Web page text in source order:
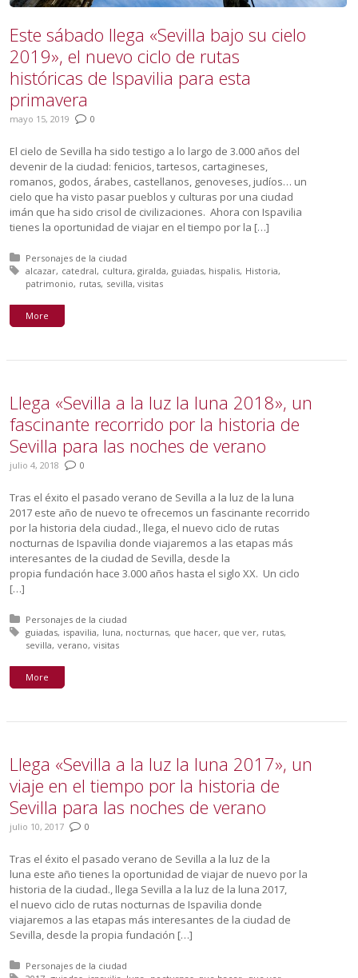
Este sábado llega «Sevilla bajo su cielo
2019», el nuevo ciclo de rutas
históricas de Ispavilia para esta
primavera
mayo 15, 2019 0
El cielo de Sevilla ha sido testigo a lo largo de 3.000 años del
devenir de la ciudad: fenicios, tartesos, cartagineses,
romanos, godos, árabes, castellanos, genoveses, judíos… un
cielo que ha visto pasar pueblos y culturas por una ciudad
imán que ha sido crisol de civilizaciones. Ahora con Ispavilia
tienes la oportunidad de viajar en el tiempo por la […]
Posted in:
Personajes de la ciudad
Tagged with:
alcazar catedral cultura giralda guiadas hispalis Historia
patrimonio rutas sevilla visitas
More
Llega «Sevilla a la luz la luna 2018», un
fascinante recorrido por la historia de
Sevilla para las noches de verano
julio 4, 2018 0
Tras el éxito el pasado verano de Sevilla a la luz de la luna
2017 este año de nuevo te ofrecemos un fascinante recorrido
por la historia dela ciudad., llega, el nuevo ciclo de rutas
nocturnas de Ispavilia donde viajaremos a las etapas más
interesantes de la ciudad de Sevilla, desde la
propia fundación hace 3.000 años hasta el siglo XX. Un ciclo
[…]
Posted in:
Personajes de la ciudad
Tagged with:
guiadas ispavilia luna nocturnas que hacer que ver rutas
sevilla verano visitas
More
Llega «Sevilla a la luz la luna 2017», un
viaje en el tiempo por la historia de
Sevilla para las noches de verano
julio 10, 2017 0
Tras el éxito el pasado verano de Sevilla a la luz de la
luna este año tienes la oportunidad de viajar de nuevo por la
historia de la ciudad., llega Sevilla a la luz de la luna 2017,
el nuevo ciclo de rutas nocturnas de Ispavilia donde
viajaremos a las etapas más interesantes de la ciudad de
Sevilla, desde la propia fundación […]
Posted in:
Personajes de la ciudad